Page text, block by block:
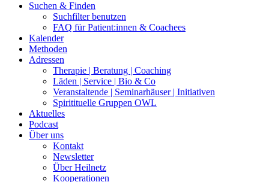
Suchen & Finden
Suchfilter benutzen
FAQ für Patient:innen & Coachees
Kalender
Methoden
Adressen
Therapie | Beratung | Coaching
Läden | Service | Bio & Co
Veranstaltende | Seminarhäuser | Initiativen
Spiritituelle Gruppen OWL
Aktuelles
Podcast
Über uns
Kontakt
Newsletter
Über Heilnetz
Kooperationen